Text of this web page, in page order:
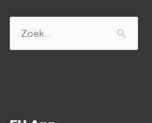
naar: